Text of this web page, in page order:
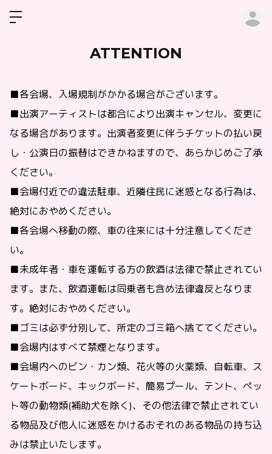
ATTENTION
■各会場、入場規制がかかる場合がございます。
■出演アーティストは都合により出演キャンセル、変更に
なる場合があります。出演者変更に伴うチケットの払い戻
し・公演日の振替はできかねますので、あらかじめご了承
ください。
■会場付近での違法駐車、近隣住民に迷惑となる行為は、
絶対におやめください。
■各会場へ移動の際、車の往来には十分注意してくださ
い。
■未成年者・車を運転する方の飲酒は法律で禁止されてい
ます。また、飲酒運転は同乗者も含め法律違反となりま
す。絶対におやめください。
■ゴミは必ず分別して、所定のゴミ箱へ捨ててください。
■会場内はすべて禁煙となります。
■会場内へのビン・カン類、花火等の火薬類、自転車、ス
ケートボード、キックボード、簡易プール、テント、ペッ
ト等の動物類(補助犬を除く)、その他法律で禁止されてい
る物品及び他人に迷惑をかけるおそれのある物品の持ち込
みは禁止いたします。